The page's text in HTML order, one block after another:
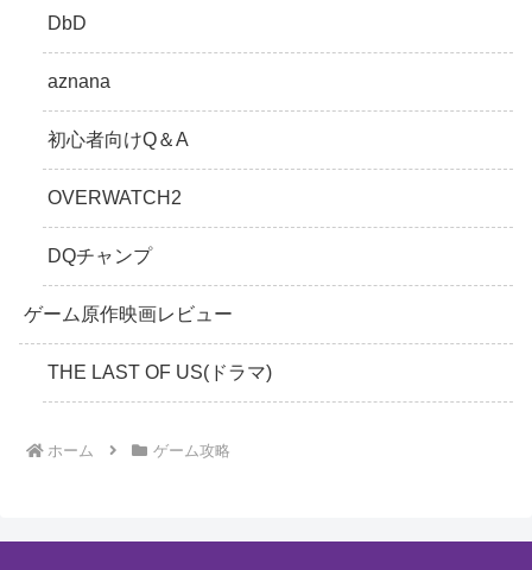
DbD
aznana
初心者向けQ＆A
OVERWATCH2
DQチャンプ
ゲーム原作映画レビュー
THE LAST OF US(ドラマ)
ホーム ゲーム攻略